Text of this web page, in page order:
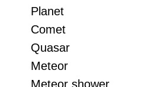
Planet
Comet
Quasar
Meteor
Meteor shower